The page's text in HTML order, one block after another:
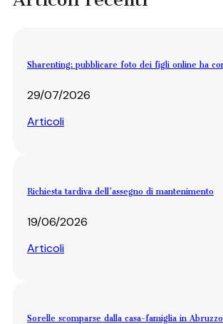
Sharenting: pubblicare foto dei figli online ha
29/07/2026
Articoli
Richiesta tardiva dell’assegno di mantenimento
19/06/2026
Articoli
Sorelle scomparse dalla casa-famiglia in Abruzzo